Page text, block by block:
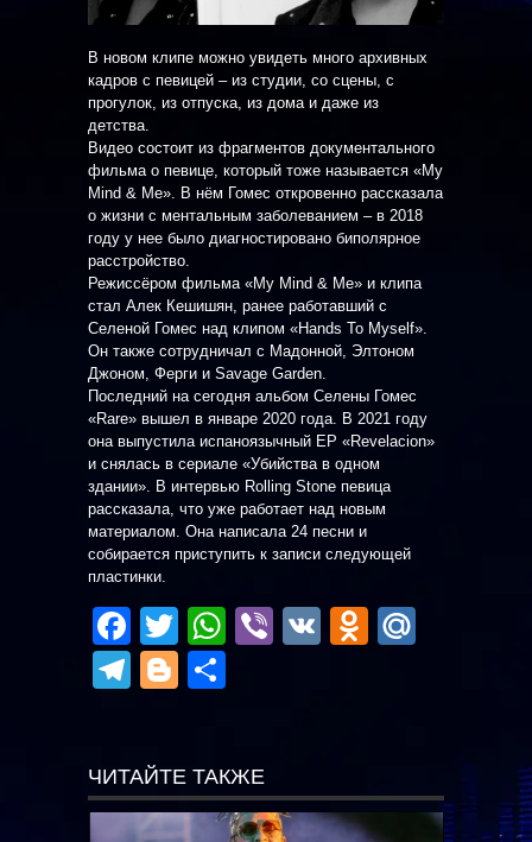
В новом клипе можно увидеть много архивных
кадров с певицей – из студии, со сцены, с
прогулок, из отпуска, из дома и даже из
детства.
Видео состоит из фрагментов документального
фильма о певице, который тоже называется «My
Mind & Me». В нём Гомес откровенно рассказала
о жизни с ментальным заболеванием – в 2018
году у нее было диагностировано биполярное
расстройство.
Режиссёром фильма «My Mind & Me» и клипа
стал Алек Кешишян, ранее работавший с
Селеной Гомес над клипом «Hands To Myself».
Он также сотрудничал с Мадонной, Элтоном
Джоном, Ферги и Savage Garden.
Последний на сегодня альбом Селены Гомес
«Rare» вышел в январе 2020 года. В 2021 году
она выпустила испаноязычный EP «Revelacion»
и снялась в сериале «Убийства в одном
здании». В интервью Rolling Stone певица
рассказала, что уже работает над новым
материалом. Она написала 24 песни и
собирается приступить к записи следующей
пластинки.
Facebook
TwitterWhatsApp
Viber
VK
Telegram
Blogger
ЧИТАЙТЕ ТАКЖЕ